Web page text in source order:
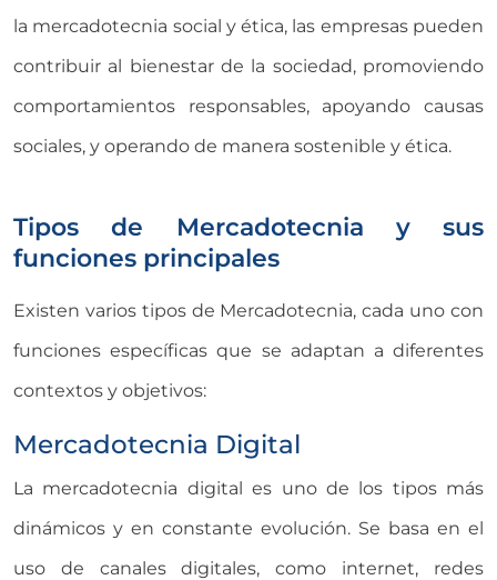
la mercadotecnia social y ética, las empresas pueden
contribuir al bienestar de la sociedad, promoviendo
comportamientos responsables, apoyando causas
sociales, y operando de manera sostenible y ética.
Tipos de Mercadotecnia y sus
funciones principales
Existen varios tipos de Mercadotecnia, cada uno con
funciones específicas que se adaptan a diferentes
contextos y objetivos:
Mercadotecnia Digital
La mercadotecnia digital es uno de los tipos más
dinámicos y en constante evolución. Se basa en el
uso de canales digitales, como internet, redes